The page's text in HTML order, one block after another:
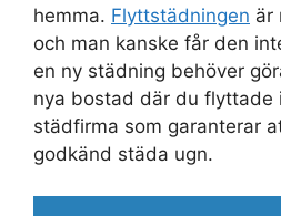
hemma. Flyttstädningen är
och man kanske får den
en ny städning behöver
nya bostad där du flyttade
städfirma som garanterar
godkänd städa ugn.